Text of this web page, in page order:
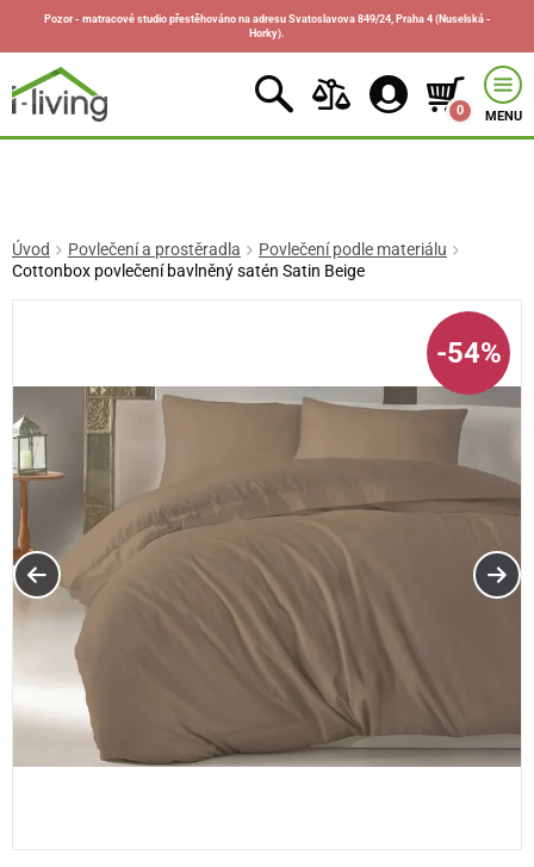
Pozor - matracové studio přestěhováno na adresu Svatoslavova 849/24, Praha 4 (Nuselská -
Horky).
0 MENU
Úvod Povlečení a prostěradla
Povlečení podle materiálu
Cottonbox povlečení bavlněný satén Satin Beige
-54%